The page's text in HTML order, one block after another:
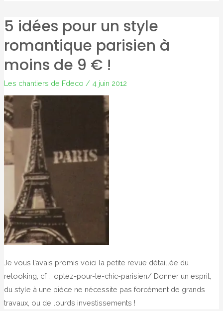
5 idées pour un style
romantique parisien à
moins de 9 € !
Les chantiers de Fdeco / 4 juin 2012
Je vous l’avais promis voici la petite revue détaillée du
relooking, cf : optez-pour-le-chic-parisien/ Donner un esprit,
du style à une pièce ne nécessite pas forcément de grands
travaux, ou de lourds investissements !